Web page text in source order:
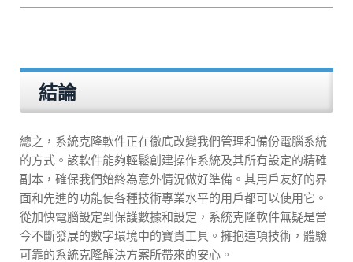
結論
總之，系統克隆軟件正在徹底改變我們管理和備份電腦系統
的方式。該軟件能夠輕鬆創建操作系統及其所有設定的精確
副本，確保我們始終為意外情況做好準備。其用戶友好的界
面和先進的功能使各種技術專業水平的用戶都可以使用它。
從加快電腦設定到保護數據和設定，系統克隆軟件無疑是當
今不斷發展的數字環境中的寶貴工具。擁抱這項技術，體驗
可靠的系統克隆解決方案所帶來的安心。